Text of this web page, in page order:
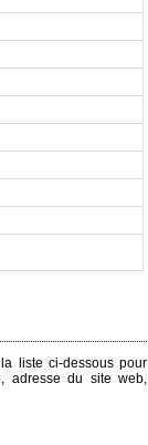
liste ci-dessous pour
adresse du site web,